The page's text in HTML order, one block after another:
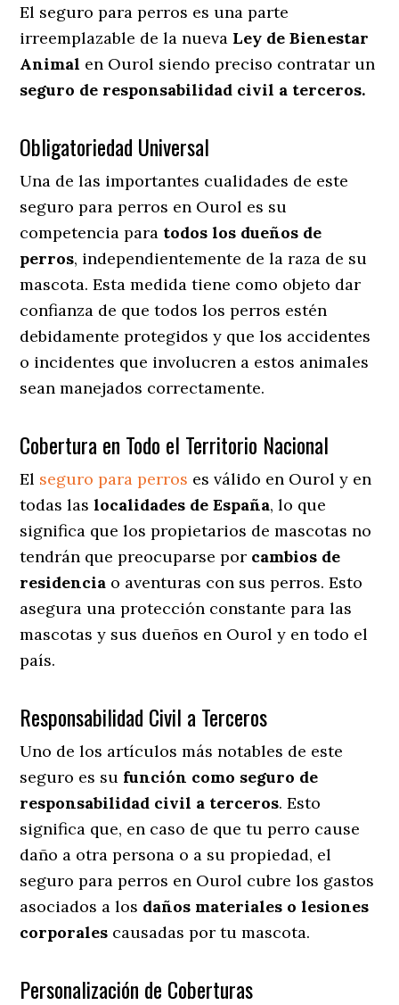
El seguro para perros es una parte
irreemplazable de la nueva Ley de Bienestar
Animal en Ourol siendo preciso contratar un
seguro de responsabilidad civil a terceros.
Obligatoriedad Universal
Una de las importantes cualidades de este
seguro para perros en Ourol es su
competencia para todos los dueños de
perros, independientemente de la raza de su
mascota. Esta medida tiene como objeto dar
confianza de que todos los perros estén
debidamente protegidos y que los accidentes
o incidentes que involucren a estos animales
sean manejados correctamente.
Cobertura en Todo el Territorio Nacional
El seguro para perros es válido en Ourol y en
todas laslocalidades de España, lo que
significa que los propietarios de mascotas no
tendrán que preocuparse por cambios de
residencia o aventuras con sus perros. Esto
asegura una protección constante para las
mascotas y sus dueños en Ourol y en todo el
país.
Responsabilidad Civil a Terceros
Uno de los artículos más notables de este
seguro es su función como seguro de
responsabilidad civil a terceros. Esto
significa que, en caso de que tu perro cause
daño a otra persona o a su propiedad, el
seguro para perros en Ourol cubre los gastos
asociados a los daños materiales o lesiones
corporales causadas por tu mascota.
Personalización de Coberturas